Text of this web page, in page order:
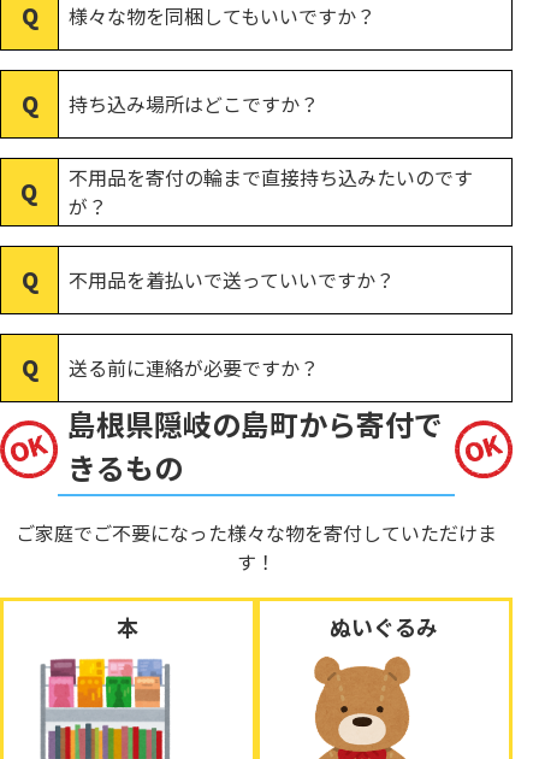
様々な物を同梱してもいいですか？
持ち込み場所はどこですか？
不用品を寄付の輪まで直接持ち込みたいのです
が？
不用品を着払いで送っていいですか？
送る前に連絡が必要ですか？
島根県隠岐の島町から寄付で
きるもの
ご家庭でご不要になった様々な物を寄付していただけま
す！
本 ぬいぐるみ